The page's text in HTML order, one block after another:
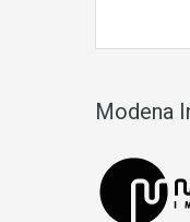
Modena